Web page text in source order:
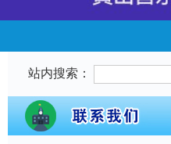
站内搜索：